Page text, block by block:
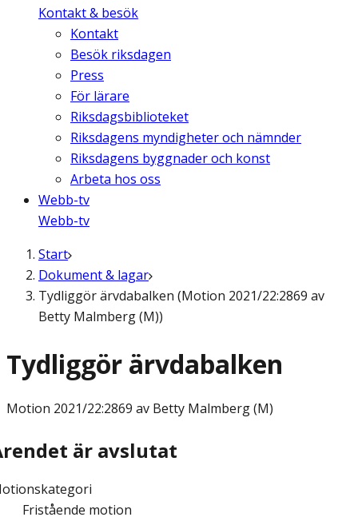
Kontakt & besök
Kontakt
Besök riksdagen
Press
För lärare
Riksdagsbiblioteket
Riksdagens myndigheter och nämnder
Riksdagens byggnader och konst
Arbeta hos oss
Webb-tv
Webb-tv
Start
Dokument & lagar
Tydliggör ärvdabalken (Motion 2021/22:2869 av
Betty Malmberg (M))
Tydliggör ärvdabalken
Motion 2021/22:2869 av Betty Malmberg (M)
är avslutat
Fristående motion